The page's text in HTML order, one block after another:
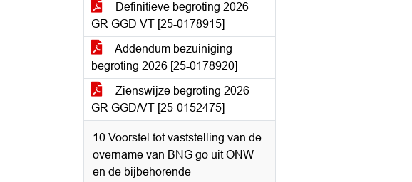
Definitieve begroting 2026
GR GGD VT [25-0178915]
Addendum bezuiniging
begroting 2026 [25-0178920]
Zienswijze begroting 2026
GR GGD/VT [25-0152475]
10 Voorstel tot vaststelling van de
overname van BNG go uit ONW
en de bijbehorende